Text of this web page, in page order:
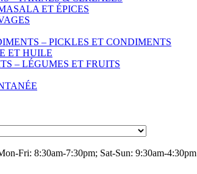
ET ÉPICES
– PICKLES ET CONDIMENTS
ET HUILE
– LÉGUMES ET FRUITS
Fri: 8:30am-7:30pm; Sat-Sun: 9:30am-4:30pm